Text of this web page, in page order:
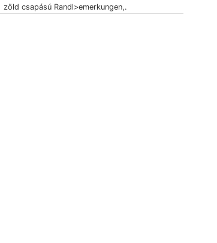
zöld csapású Randl>emerkungen,.